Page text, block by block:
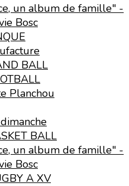
un album de famille" -
Bosc
BALL
Planchou
BALL
un album de famille" -
Bosc
A XV